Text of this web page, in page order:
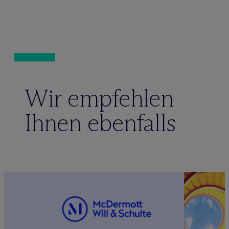
Wir empfehlen
Ihnen ebenfalls